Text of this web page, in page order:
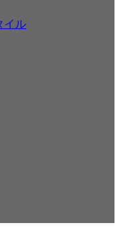
イル